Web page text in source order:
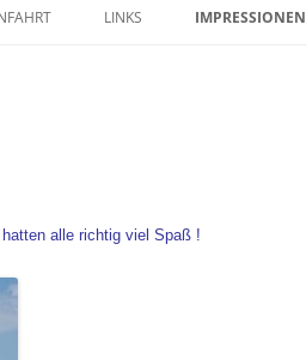
ONE VERKAUF LINKS IMPRESSIONEN
alle richtig viel Spaß !